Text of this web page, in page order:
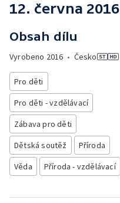
12. června 2016
Obsah dílu
Vyrobeno 2016 • Česko
Pro děti
Pro děti - vzdělávací
Zábava pro děti
Dětská soutěž
Příroda
Věda
Příroda - vzdělávací